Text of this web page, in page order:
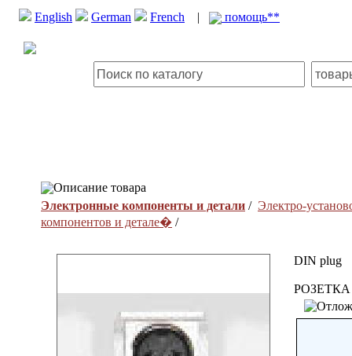
English German French | помощь**
Описание товара
Электронные компоненты и детали / Электро-
компонентов и детале� /
DIN plug